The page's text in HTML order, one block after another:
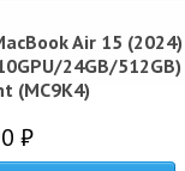
Air 15
24GB/512GB)
(MC9K4)
₽